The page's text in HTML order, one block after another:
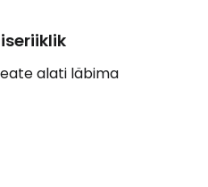
alati läbima